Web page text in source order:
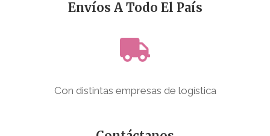
Envíos A Todo El País
Con distintas empresas de logística